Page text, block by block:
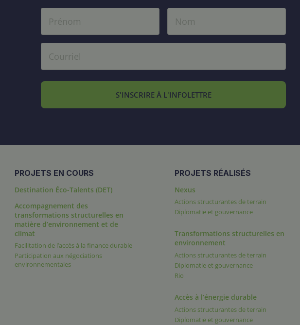
S'INSCRIRE À L'INFOLETTRE
PROJETS EN COURS
Destination Éco-Talents (DET)
Accompagnement des
transformations structurelles en
matière d’environnement et de
climat
Facilitation de l’accès à la finance durable
Participation aux négociations
environnementales
PROJETS RÉALISÉS
Nexus
Actions structurantes de terrain
Diplomatie et gouvernance
Transformations structurelles en
environnement
Actions structurantes de terrain
Diplomatie et gouvernance
Rio
Accès à l’énergie durable
Actions structurantes de terrain
Diplomatie et gouvernance